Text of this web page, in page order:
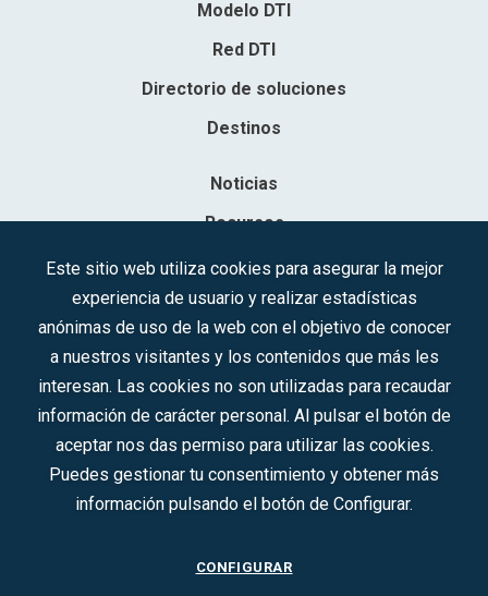
Modelo DTI
Red DTI
Directorio de soluciones
Destinos
Noticias
Recursos
Contacto
Sociedad Mercantil Estatal para la Gestión de la Innovación y las
Síguenos en redes sociales:
CONTACTO
Este sitio web utiliza cookies para asegurar la mejor
experiencia de usuario y realizar estadísticas
anónimas de uso de la web con el objetivo de conocer
a nuestros visitantes y los contenidos que más les
interesan. Las cookies no son utilizadas para recaudar
información de carácter personal. Al pulsar el botón de
aceptar nos das permiso para utilizar las cookies.
Puedes gestionar tu consentimiento y obtener más
información pulsando el botón de Configurar.
CONFIGURAR